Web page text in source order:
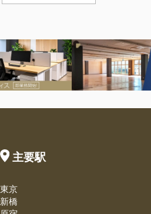
主要駅
東京
新橋